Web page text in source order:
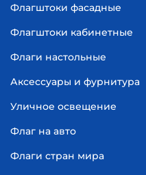
Флагштоки фасадные
Флагштоки кабинетные
Флаги настольные
Аксессуары и фурнитура
Уличное освещение
Флаг на авто
Флаги стран мира